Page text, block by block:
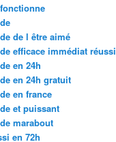
de l être aimé
efficace immédiat réussi
en 24h
en 24h gratuit
en france
et puissant
marabout
en 72h